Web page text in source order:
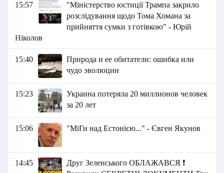
15:57
"Міністерство юстиції Трампа закрило
розслідування щодо Тома Хомана за
прийняття сумки з готівкою" - Юрій
Ніколов
15:40
Природа и ее обитатели: ошибка или
чудо эволюции
15:23
Украина потеряла 20 миллионов человек
за 20 лет
15:06 "МіГи над Естонією..." - Євген Якунов
14:45
Друг Зеленського ОБЛАЖАВСЯ ❗